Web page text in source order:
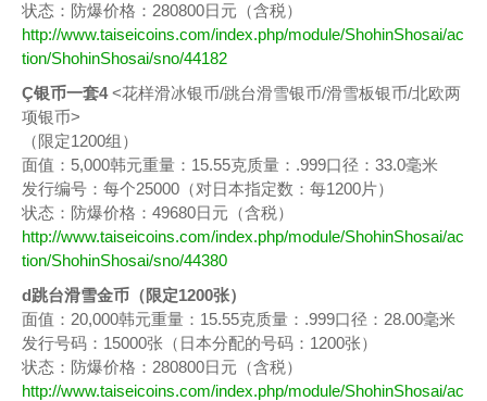
状态：防爆价格：280800日元（含税）
http://www.taiseicoins.com/index.php/module/ShohinShosai/ac
tion/ShohinShosai/sno/44182
Ç银币一套4<花样滑冰银币/跳台滑雪银币/滑雪板银币/北欧两
项银币>
（限定1200组）
面值：5,000韩元重量：15.55克质量：.999口径：33.0毫米
发行编号：每个25000（对日本指定数：每1200片）
状态：防爆价格：49680日元（含税）
http://www.taiseicoins.com/index.php/module/ShohinShosai/ac
tion/ShohinShosai/sno/44380
d跳台滑雪金币（限定1200张）
面值：20,000韩元重量：15.55克质量：.999口径：28.00毫米
发行号码：15000张（日本分配的号码：1200张）
状态：防爆价格：280800日元（含税）
http://www.taiseicoins.com/index.php/module/ShohinShosai/ac